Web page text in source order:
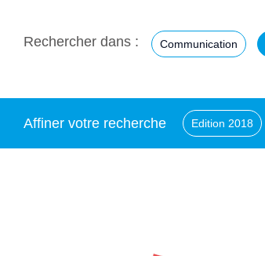
Rechercher dans : Communication
Affiner votre recherche Edition 2018